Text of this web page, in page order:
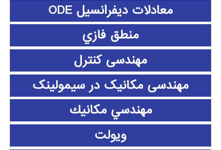
معادلات دیفرانسیل ODE
منطق فازي
مهندسی کنترل
مهندسی مکانیک در سیمولینک
مهندسي مكانيك
ویولت